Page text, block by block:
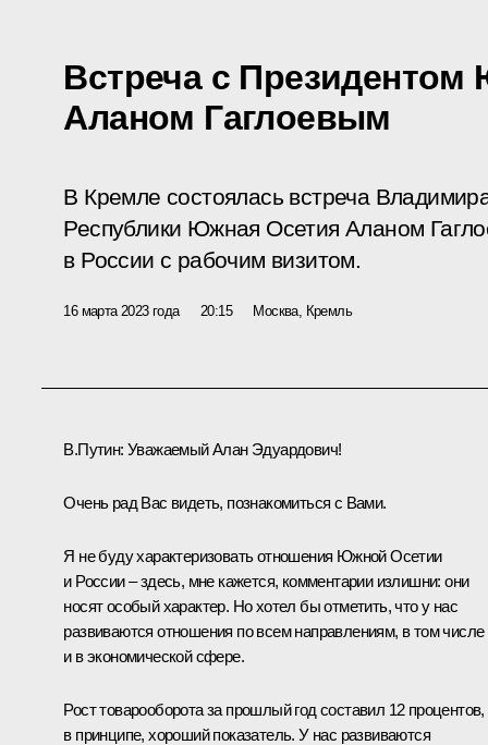
Встреча с
Аланом Гаглоевым
В Кремле состоялась встреча
Республики Южная Осетия Аланом
в России с рабочим визитом.
16 марта 2023 года 20:15 Москва, Кремль
В.Путин: Уважаемый Алан Эдуардович!
Очень рад Вас видеть, познакомиться с Вами.
Я не буду характеризовать отношения Южной Осетии
и России – здесь, мне кажется, комментарии излишни: они
носят особый характер. Но хотел бы отметить, что у нас
развиваются отношения по всем направлениям, в том числе
и в экономической сфере.
Рост товарооборота за прошлый год составил 12 процентов,
в принципе, хороший показатель. У нас развиваются